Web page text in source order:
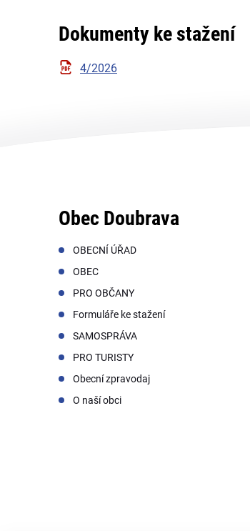
Dokumenty ke stažení
4/2026
Obec Doubrava
OBECNÍ ÚŘAD
OBEC
PRO OBČANY
Formuláře ke stažení
SAMOSPRÁVA
PRO TURISTY
Obecní zpravodaj
O naší obci